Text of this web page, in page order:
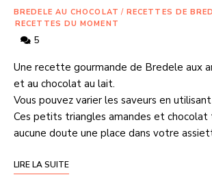
BREDELE AU CHOCOLAT / RECETTES DE
RECETTES DU MOMENT
5
Une recette gourmande de Bredele aux
et au chocolat au lait.
Vous pouvez varier les saveurs en
Ces petits triangles amandes et chocolat
aucune doute une place dans votre
LIRE LA SUITE